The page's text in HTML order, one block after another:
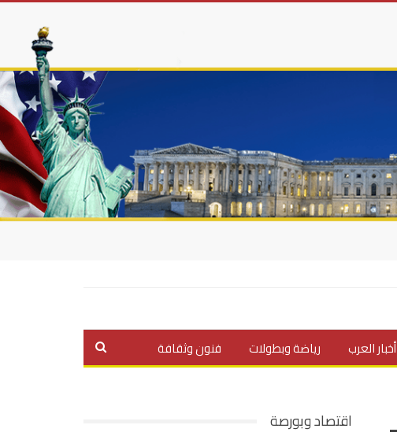
أخبار العرب رياضة وبطولات
فنون وثقافة
اقتصاد وبورصة